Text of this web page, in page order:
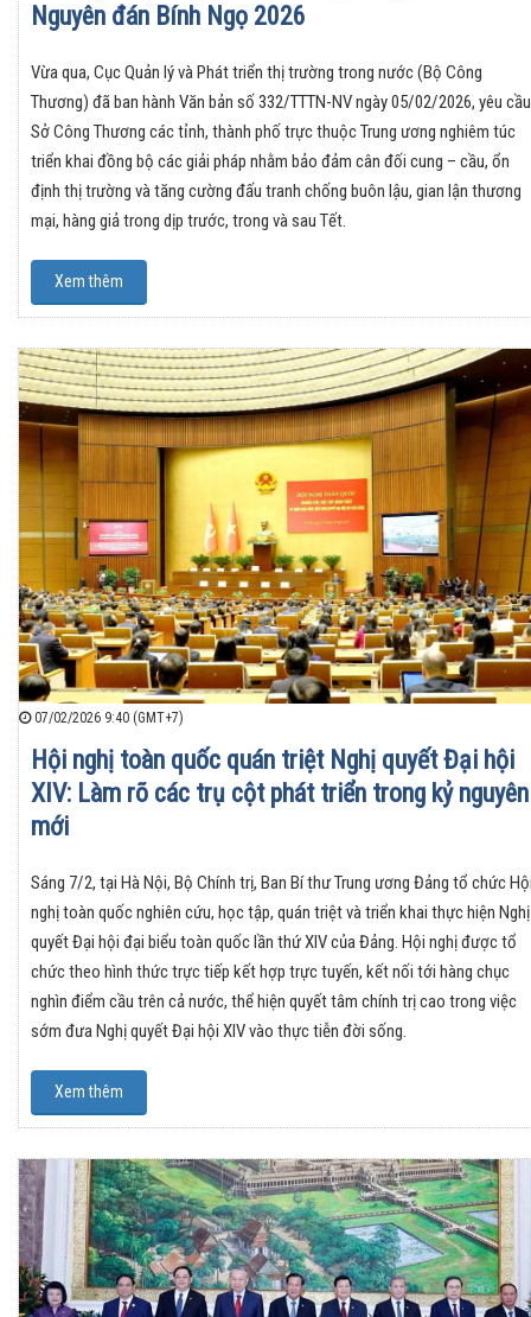
Nguyên đán Bính Ngọ 2026
Vừa qua, Cục Quản lý và Phát triển thị trường trong nước (Bộ Công
Thương) đã ban hành Văn bản số 332/TTTN-NV ngày 05/02/2026, yêu cầu
Sở Công Thương các tỉnh, thành phố trực thuộc Trung ương nghiêm túc
triển khai đồng bộ các giải pháp nhằm bảo đảm cân đối cung – cầu, ổn
định thị trường và tăng cường đấu tranh chống buôn lậu, gian lận thương
mại, hàng giả trong dịp trước, trong và sau Tết.
Xem thêm
07/02/2026 9:40 (GMT+7)
Hội nghị toàn quốc quán triệt Nghị quyết Đại hội
XIV: Làm rõ các trụ cột phát triển trong kỷ nguyên
mới
Sáng 7/2, tại Hà Nội, Bộ Chính trị, Ban Bí thư Trung ương Đảng tổ chức
nghị toàn quốc nghiên cứu, học tập, quán triệt và triển khai thực hiện Nghị
quyết Đại hội đại biểu toàn quốc lần thứ XIV của Đảng. Hội nghị được tổ
chức theo hình thức trực tiếp kết hợp trực tuyến, kết nối tới hàng chục
nghìn điểm cầu trên cả nước, thể hiện quyết tâm chính trị cao trong việc
sớm đưa Nghị quyết Đại hội XIV vào thực tiễn đời sống.
Xem thêm